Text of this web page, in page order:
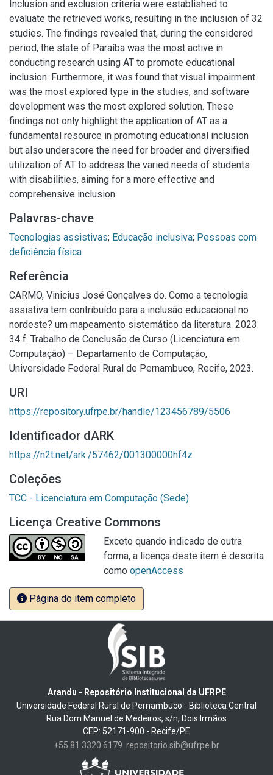
Inclusion and exclusion criteria were established to
evaluate the retrieved works, resulting in the inclusion of 32
studies. The findings revealed that, during the considered
period, the state of Paraíba was the most active in
conducting research using AT to promote educational
inclusion. Furthermore, it was found that visual impairment
was the most explored type in the studies, and software
development was the most explored solution. These
findings not only highlight the application of AT as a
fundamental resource in promoting educational inclusion
but also underscore the need for broader and diversified
utilization of AT to address the varied needs of students
with disabilities, aiming for a more effective and
comprehensive inclusion.
Palavras-chave
Tecnologias assistivas; Educação inclusiva; Pessoas com
deficiência física
Referência
CARMO, Vinicius José Gonçalves do. Como a tecnologia
assistiva tem contribuído para a inclusão educacional no
nordeste? um mapeamento sistemático da literatura. 2023.
34 f. Trabalho de Conclusão de Curso (Licenciatura em
Computação) – Departamento de Computação,
Universidade Federal Rural de Pernambuco, Recife, 2023.
URI
https://repository.ufrpe.br/handle/123456789/5506
Identificador dARK
https://n2t.net/ark:/57462/001300000hf4z
Coleções
TCC - Licenciatura em Computação (Sede)
Licença Creative Commons
Exceto quando indicado de outra
forma, a licença deste item é descrita
como openAccess
Página do item completo
Arandu - Repositório Institucional da UFRPE
Universidade Federal Rural de Pernambuco - Biblioteca Central
Rua Dom Manuel de Medeiros, s/n, Dois Irmãos
CEP: 52171-900 - Recife/PE
+55 81 3320 6179 repositorio.sib@ufrpe.br